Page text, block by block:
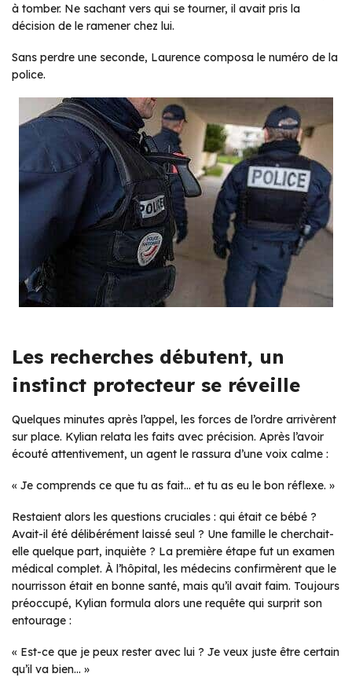
à tomber. Ne sachant vers qui se tourner, il avait pris la
décision de le ramener chez lui.
Sans perdre une seconde, Laurence composa le numéro de la
police.
Les recherches débutent, un
instinct protecteur se réveille
Quelques minutes après l’appel, les forces de l’ordre arrivèrent
sur place. Kylian relata les faits avec précision. Après l’avoir
écouté attentivement, un agent le rassura d’une voix calme :
« Je comprends ce que tu as fait… et tu as eu le bon réflexe. »
Restaient alors les questions cruciales : qui était ce bébé ?
Avait-il été délibérément laissé seul ? Une famille le cherchait-
elle quelque part, inquiète ? La première étape fut un examen
médical complet. À l’hôpital, les médecins confirmèrent que le
nourrisson était en bonne santé, mais qu’il avait faim. Toujours
préoccupé, Kylian formula alors une requête qui surprit son
entourage :
« Est-ce que je peux rester avec lui ? Je veux juste être certain
qu’il va bien… »